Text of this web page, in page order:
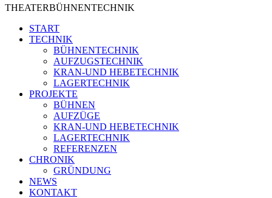
THEATERBÜHNENTECHNIK
START
TECHNIK
BÜHNENTECHNIK
AUFZUGSTECHNIK
KRAN-UND HEBETECHNIK
LAGERTECHNIK
PROJEKTE
BÜHNEN
AUFZÜGE
KRAN-UND HEBETECHNIK
LAGERTECHNIK
REFERENZEN
CHRONIK
GRÜNDUNG
NEWS
KONTAKT